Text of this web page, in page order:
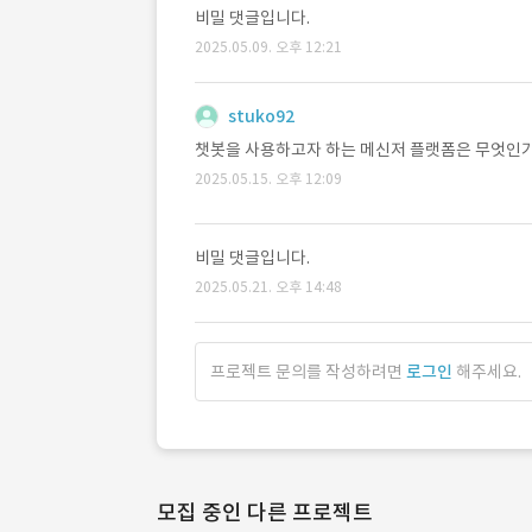
비밀 댓글입니다.
2025.05.09. 오후 12:21
stuko92
챗봇을 사용하고자 하는 메신저 플랫폼은 무엇인
2025.05.15. 오후 12:09
비밀 댓글입니다.
2025.05.21. 오후 14:48
프로젝트 문의를 작성하려면 로그인 해주세요.
모집 중인 다른 프로젝트